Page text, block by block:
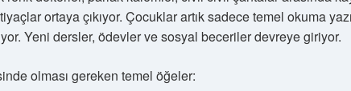
ortaya çıkıyor. Çocuklar artık sadece temel okuma
Yeni dersler, ödevler ve sosyal beceriler devreye giriyor.
olması gereken temel öğeler: